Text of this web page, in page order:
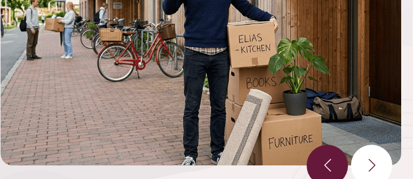
Neste blokk på vakre Lenatunet ved Lena sentrum selges nå. Vi
har justert prisene noe ned - så nå er det enda gunstigere å
kjøpe. Sjekk de nye prisene!
Les mer →